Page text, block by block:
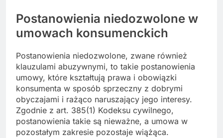
Postanowienia niedozwolone w
umowach konsumenckich
Postanowienia niedozwolone, zwane również
klauzulami abuzywnymi, to takie postanowienia
umowy, które kształtują prawa i obowiązki
konsumenta w sposób sprzeczny z dobrymi
obyczajami i rażąco naruszający jego interesy.
Zgodnie z art. 385(1) Kodeksu cywilnego,
postanowienia takie są nieważne, a umowa w
pozostałym zakresie pozostaje wiążąca.